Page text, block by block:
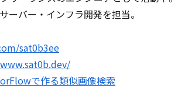
ーバー・インフラ開発を担当。
sat0b3ee
で作る類似画像検索